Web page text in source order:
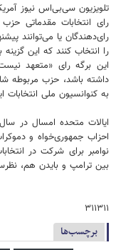
تلویزیون سی‌بی‌اس نیوز
رای‌دهندگان یا می‌توانند
را انتخاب کنند که این
این برگه رای «متعهد
داشته باشد، حزب مربوطه
به کنوانسیون ملی انتخابات
ایالات متحده امسال در
احزاب جمهوری‌خواه و
نوامبر برای شرکت در
بین ترامپ و بایدن هم،
۳۱۱۳۱۱
برچسب‌ها